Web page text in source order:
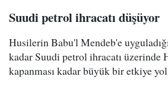
Suudi petrol ihracatı düşüyor
Husilerin Babu'l Mendeb'e
kadar Suudi petrol ihracatı üzerinde
kapanması kadar büyük bir etkiye yol